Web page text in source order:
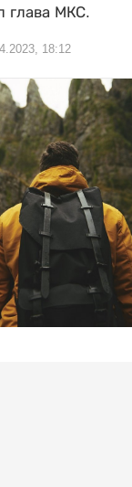
глава МКС.
18:12